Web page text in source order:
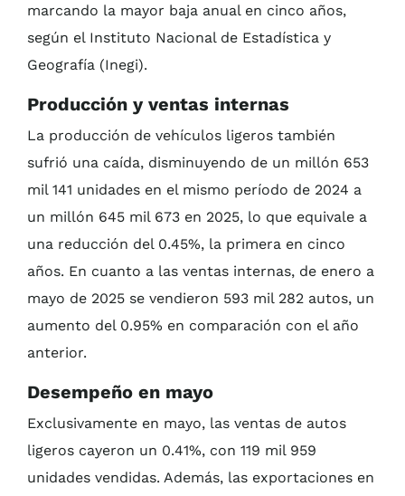
marcando la mayor baja anual en cinco años,
según el Instituto Nacional de Estadística y
Geografía (Inegi).
Producción y ventas internas
La producción de vehículos ligeros también
sufrió una caída, disminuyendo de un millón 653
mil 141 unidades en el mismo período de 2024 a
un millón 645 mil 673 en 2025, lo que equivale a
una reducción del 0.45%, la primera en cinco
años. En cuanto a las ventas internas, de enero a
mayo de 2025 se vendieron 593 mil 282 autos, un
aumento del 0.95% en comparación con el año
anterior.
Desempeño en mayo
Exclusivamente en mayo, las ventas de autos
ligeros cayeron un 0.41%, con 119 mil 959
unidades vendidas. Además, las exportaciones en